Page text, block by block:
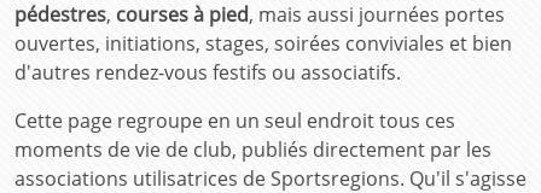
pédestres, courses à pied, mais aussi journées portes
ouvertes, initiations, stages, soirées conviviales et bien
d'autres rendez-vous festifs ou associatifs.
Cette page regroupe en un seul endroit tous ces
moments de vie de club, publiés directement par les
associations utilisatrices de Sportsregions. Qu'il s'agisse